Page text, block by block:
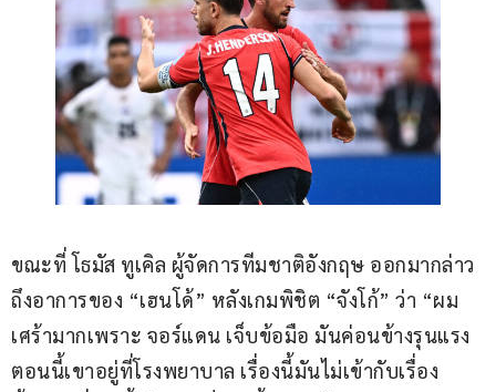
ขณะที่ โธมัส ทูเคิล ผู้จัดการทีมชาติอังกฤษ ออกมากล่าว
ถึงอาการของ “เฮนโด้” หลังเกมพิชิต “จังโก้” ว่า “ผม
เศร้ามากเพราะ จอร์แดน เจ็บข้อมือ มันค่อนข้างรุนแรง
ตอนนี้เขาอยู่ที่โรงพยาบาล เรื่องนี้มันไม่เข้ากับเรื่อง